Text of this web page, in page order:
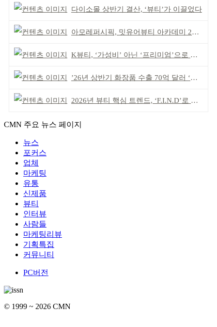
다이소몰 상반기 결산, ‘뷰티’가 이끌었다
아모레퍼시픽, 밋유어뷰티 아카데미 2기 발대식
K뷰티, ‘가성비’ 아닌 ‘프리미엄’으로 승부걸어야
’26년 상반기 화장품 수출 70억 달러 ‘역대 최고’
2026년 뷰티 핵심 트렌드, ‘F.I.N.D’로 읽는다
CMN 주요 뉴스 페이지
뉴스
포커스
업체
마케팅
유통
신제품
뷰티
인터뷰
사람들
마케팅리뷰
기획특집
커뮤니티
PC버전
© 1999 ~ 2026 CMN